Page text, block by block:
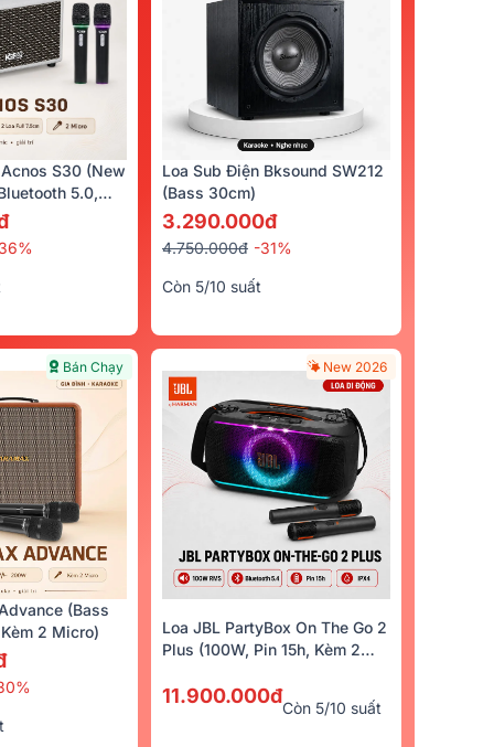
S30 (New
5.0,
Loa Sub Điện Bksound SW212
(bass 30cm)
3.290.000đ
4.750.000đ -31%
Còn 5/10 suất
Bán Chạy
(Bass
2 Micro)
New 2026
Loa JBL PartyBox On The Go 2
Plus (100W, Pin 15h, Kèm 2
11.900.000đ
Còn 5/10 suất